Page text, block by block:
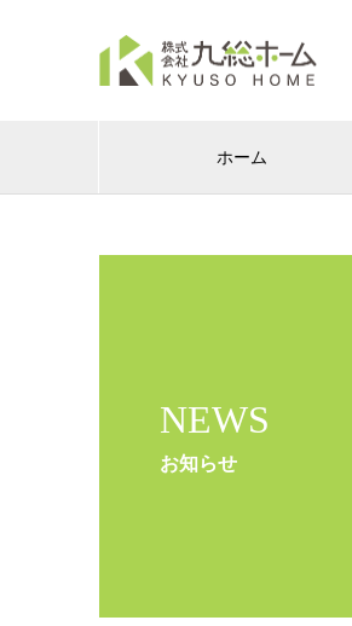
ホーム
NEWS
お知らせ